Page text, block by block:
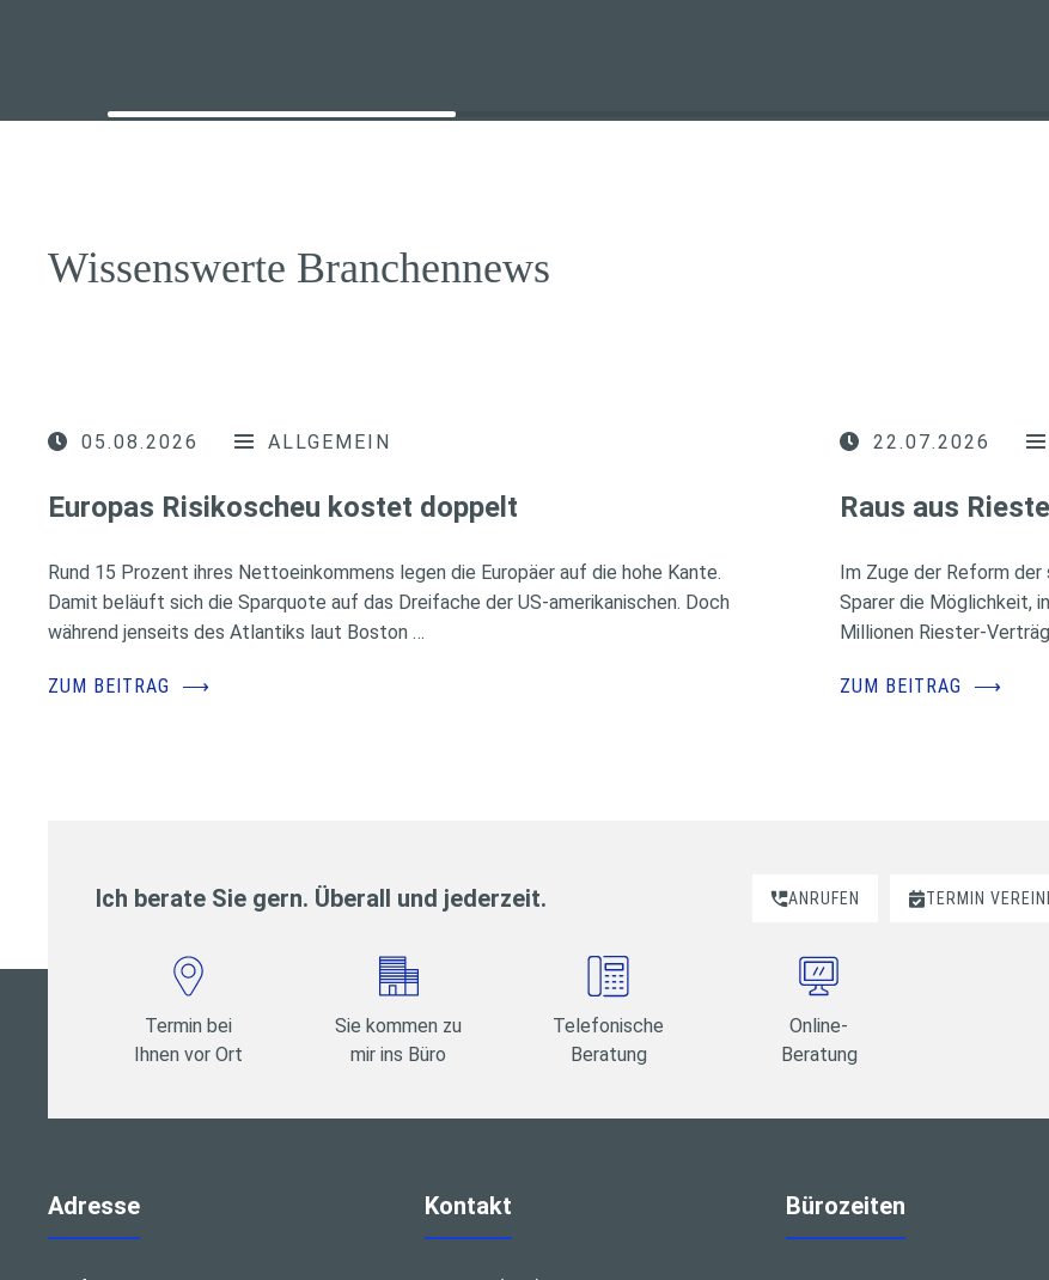
Wissenswerte Branchennews
05.08.2026 ALLGEMEIN
Europas Risikoscheu kostet doppelt
Rund 15 Prozent ihres Nettoeinkommens legen die Europäer auf die hohe Kante.
Damit beläuft sich die Sparquote auf das Dreifache der US-amerikanischen. Doch
während jenseits des Atlantiks laut Boston …
ZUM BEITRAG ⟶
22.07.2026
Raus aus
Im Zuge der Reform
Sparer die Möglichkeit,
Millionen Riester-
ZUM BEITRAG ⟶
Ich berate Sie gern. Überall und jederzeit. ANRUFEN TERMIN
Termin bei
Ihnen vor Ort
Sie kommen zu
mir ins Büro
Telefonische
Beratung
Online-
Beratung
Adresse Kontakt Bürozeiten